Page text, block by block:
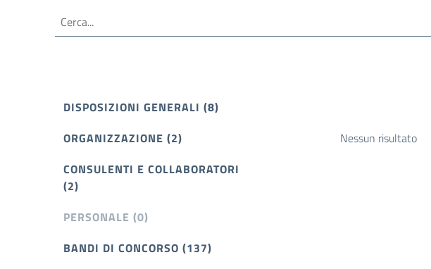
DISPOSIZIONI GENERALI (8)
ORGANIZZAZIONE (2)
CONSULENTI E COLLABORATORI
(2)
PERSONALE (0)
BANDI DI CONCORSO (137)
Nessun risultato